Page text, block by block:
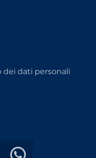
dati personali